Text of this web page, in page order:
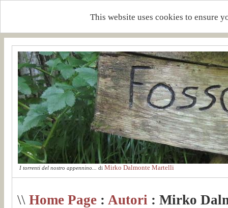
This website uses cookies to ensure
I torrenti del nostro appennino... di Mirko Dalmonte Martelli
\\ Home Page : Autori : Mirko